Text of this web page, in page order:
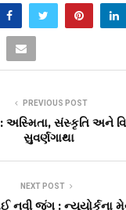
PREVIOUS POST
અસ્મિતા, સંસ્કૃતિ અને
સુવર્ણગાથા
NEXT POST
નવી જંગ : ન્યૂયોર્કના